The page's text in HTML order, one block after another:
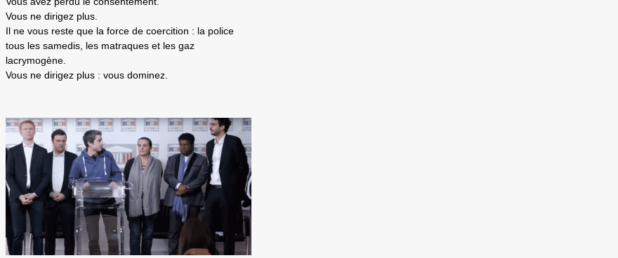
Vous ne dirigez plus.
Il ne vous reste que la force de coercition : la police
tous les samedis, les matraques et les gaz
lacrymogène.
Vous ne dirigez plus : vous dominez.